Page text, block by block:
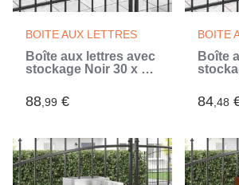
BOITE AUX LETTRES
Boîte aux lettres avec
stockage Noir 30 x 20
88,99 €
BOITE
Boîte
84,48